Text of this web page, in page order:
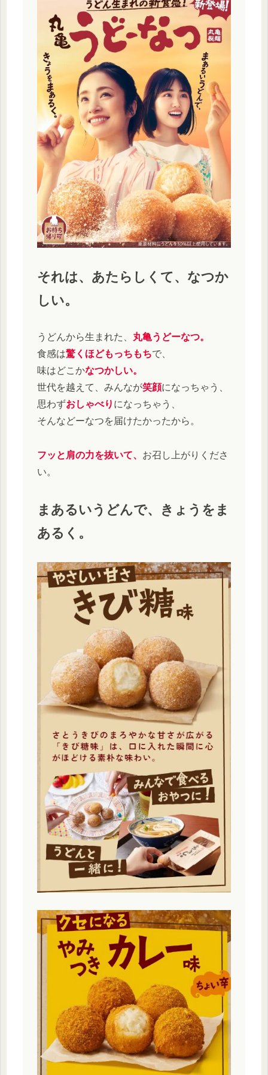
それは、あたらしくて、なつか
しい。
うどんから生まれた、 丸亀うどーなつ。
食感は驚くほどもっちもちで、
味はどこかなつかしい。
世代を越えて、みんなが笑顔になっちゃう、
思わずおしゃべり になっちゃう、
そんなどーなつを届けたかったから。
フッと肩の力を抜いて、 お召し上がりくださ
い。
まあるいうどんで、きょうをま
あるく。